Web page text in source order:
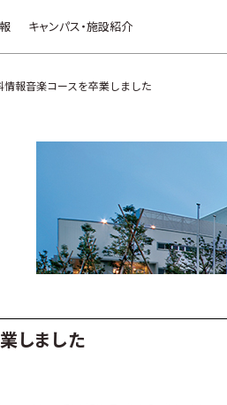
キャンパス・施設紹介
報音楽コースを卒業しました
しました